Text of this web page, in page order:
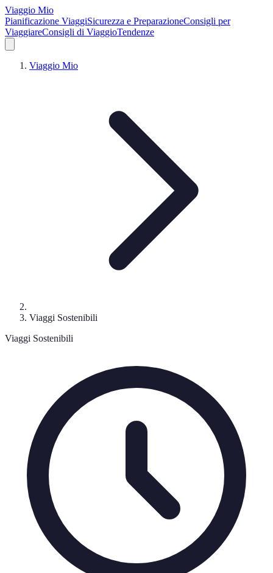
Viaggio Mio
Pianificazione ViaggiSicurezza e PreparazioneConsigli per
ViaggiareConsigli di ViaggioTendenze
Viaggio Mio
Viaggi Sostenibili
Viaggi Sostenibili